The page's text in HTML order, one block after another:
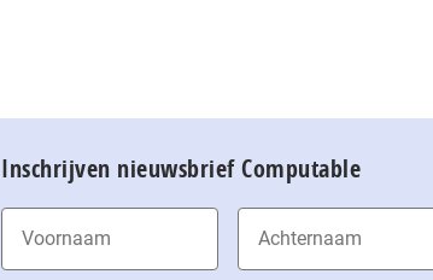
Inschrijven nieuwsbrief Computable